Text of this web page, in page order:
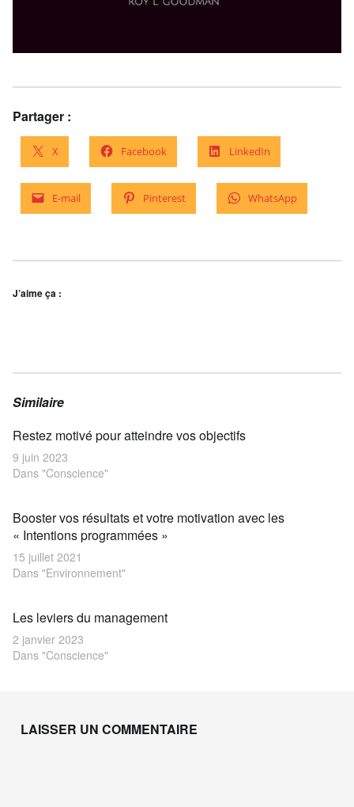
Partager :
X Facebook LinkedIn
E-mail Pinterest WhatsApp
J’aime ça :
Similaire
Restez motivé pour atteindre vos objectifs
9 juin 2023
Dans "Conscience"
Booster vos résultats et votre motivation avec les
« Intentions programmées »
15 juillet 2021
Dans "Environnement"
Les leviers du management
2 janvier 2023
Dans "Conscience"
Skip back to main navigation
LAISSER UN COMMENTAIRE